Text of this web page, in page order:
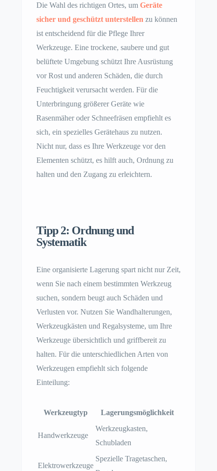
Die Wahl des richtigen Ortes, um Geräte
sicher und geschützt unterstellen zu können
ist entscheidend für die Pflege Ihrer
Werkzeuge. Eine trockene, saubere und gut
belüftete Umgebung schützt Ihre Ausrüstung
vor Rost und anderen Schäden, die durch
Feuchtigkeit verursacht werden. Für die
Unterbringung größerer Geräte wie
Rasenmäher oder Schneefräsen empfiehlt es
sich, ein spezielles Gerätehaus zu nutzen.
Nicht nur, dass es Ihre Werkzeuge vor den
Elementen schützt, es hilft auch, Ordnung zu
halten und den Zugang zu erleichtern.
Tipp 2: Ordnung und
Systematik
Eine organisierte Lagerung spart nicht nur Zeit,
wenn Sie nach einem bestimmten Werkzeug
suchen, sondern beugt auch Schäden und
Verlusten vor. Nutzen Sie Wandhalterungen,
Werkzeugkästen und Regalsysteme, um Ihre
Werkzeuge übersichtlich und griffbereit zu
halten. Für die unterschiedlichen Arten von
Werkzeugen empfiehlt sich folgende
Einteilung:
Werkzeugtyp Lagerungsmöglichkeit
Handwerkzeuge
Werkzeugkasten,
Schubladen
Elektrowerkzeuge
Spezielle Tragetaschen,